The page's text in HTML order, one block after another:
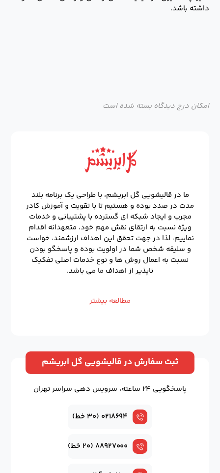
داشته باشد.
امکان درج دیدگاه بسته شده است
ما در قالیشویی گل ابریشم، با طراحی یک برنامه بلند
مدت در صدد بوده و هستیم تا با تقویت و آموزش کادر
مجرب و ایجاد شبکه ای گسترده با پشتیبانی و خدمات
ویژه نسبت به ارتقای نقش مهم خود، متعهدانه اقدام
نماییم، لذا در جهت تحقق این اهداف ارزشمند، خواست
و سلیقه شخص شما در اولویت بوده و پاسخگو بودن
نسبت به اعمال روش ها و نوع خدمات اصلی تفکیک
ناپذیر از اهداف ما می باشد.
مطالعه بیشتر
ثبت سفارش در قالیشویی گل ابریشم
پاسخگویی ۲۴ ساعته، سرویس دهی سراسر تهران
۰۲۱۸۶۹۴ (۳۰ خط)
۸۸۹۲۷۰۰۰ (۲۰ خط)